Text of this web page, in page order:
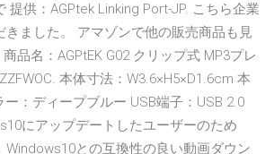
提供：AGPtek Linking Port-JP. こちら企業
きました。 アマゾンで他の販売商品も見
品名：AGPtEK G02 クリップ式 MP3プレ
本体寸法：W3.6×H5×D1.6cm 本
：ディープブルー USB端子：USB 2.0
にアップデートしたユーザーのため
Windows10との互換性の良い動画ダウン